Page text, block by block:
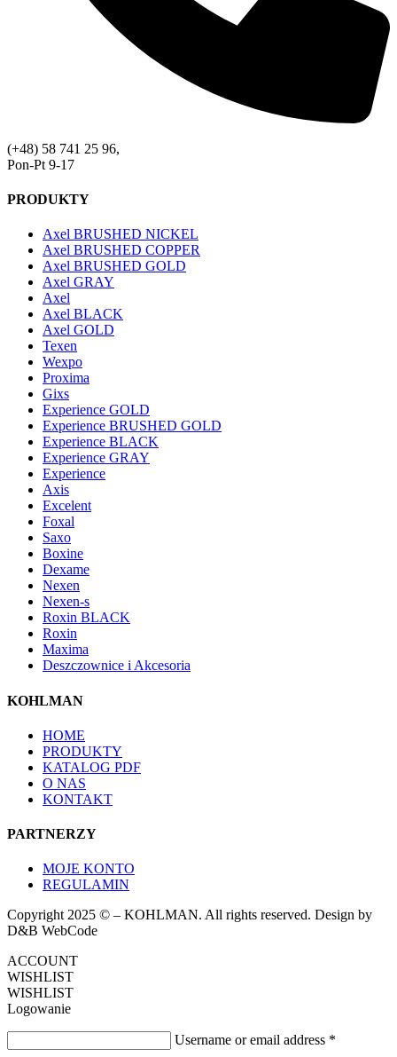
(+48) 58 741 25 96,
Pon-Pt 9-17
PRODUKTY
Axel BRUSHED NICKEL
Axel BRUSHED COPPER
Axel BRUSHED GOLD
Axel GRAY
Axel
Axel BLACK
Axel GOLD
Texen
Wexpo
Proxima
Gixs
Experience GOLD
Experience BRUSHED GOLD
Experience BLACK
Experience GRAY
Experience
Axis
Excelent
Foxal
Saxo
Boxine
Dexame
Nexen
Nexen-s
Roxin BLACK
Roxin
Maxima
Deszczownice i Akcesoria
KOHLMAN
HOME
PRODUKTY
KATALOG PDF
O NAS
KONTAKT
PARTNERZY
MOJE KONTO
REGULAMIN
Copyright 2025 © – KOHLMAN. All rights reserved. Design by
D&B WebCode
ACCOUNT
WISHLIST
WISHLIST
Logowanie
Username or email address *